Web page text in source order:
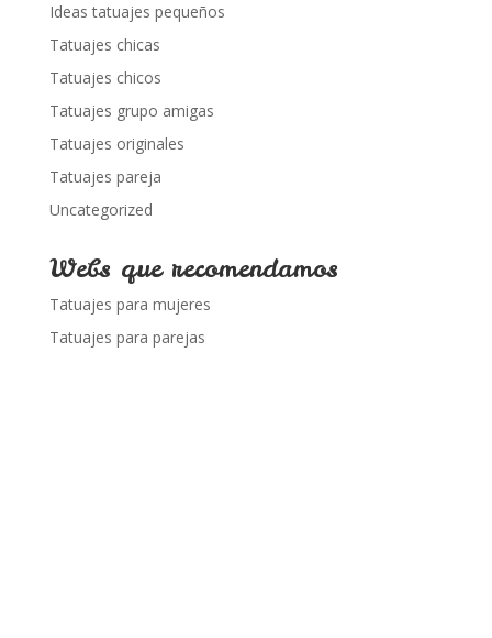
Ideas tatuajes pequeños
Tatuajes chicas
Tatuajes chicos
Tatuajes grupo amigas
Tatuajes originales
Tatuajes pareja
Uncategorized
Webs que recomendamos
Tatuajes para mujeres
Tatuajes para parejas